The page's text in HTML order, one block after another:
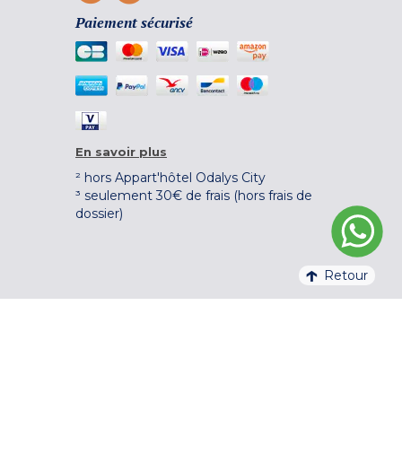
Paiement sécurisé
En savoir plus
² hors Appart'hôtel Odalys City
³ seulement 30€ de frais (hors frais de
dossier)
Retour